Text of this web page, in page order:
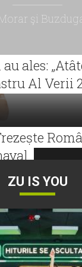
şi
ales:
Al Verii
la Hitul
versus
ZU IS YOU